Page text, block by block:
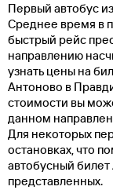
Первый автобус
Среднее время в
быстрый рейс
направлению
узнать цены на
Антоново в
стоимости вы
данном
Для некоторых
остановках, что
автобусный
представленных.